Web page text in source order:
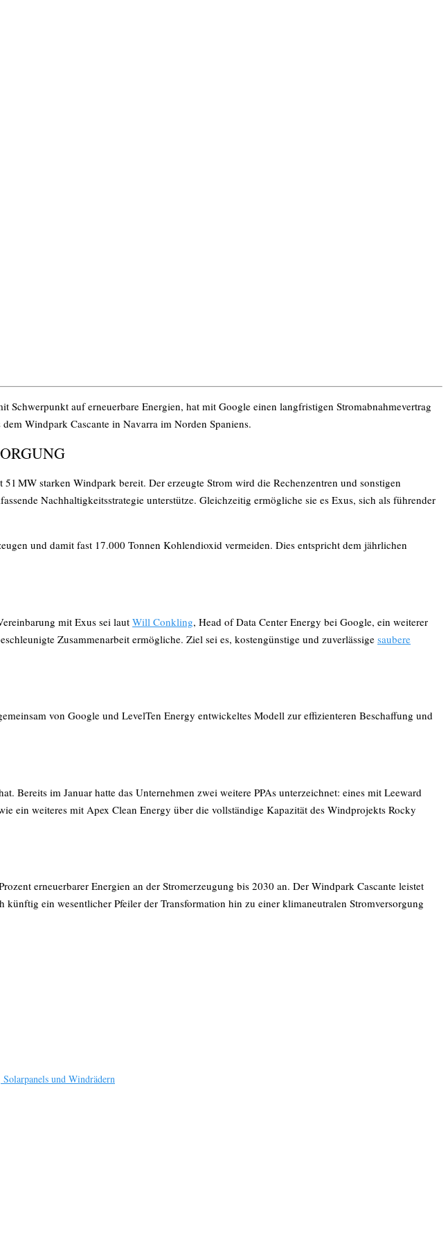
auf erneuerbare Energien, hat mit Google einen langfristigen Stromabnahmevertrag
Windpark Cascante in Navarra im Norden Spaniens.
MW starken Windpark bereit. Der erzeugte Strom wird die Rechenzentren und sonstigen
Nachhaltigkeitsstrategie unterstütze. Gleichzeitig ermögliche sie es Exus, sich als führender
und damit fast 17.000 Tonnen Kohlendioxid vermeiden. Dies entspricht dem jährlichen
mit Exus sei laut Will Conkling, Head of Data Center Energy bei Google, ein weiterer
Zusammenarbeit ermögliche. Ziel sei es, kostengünstige und zuverlässige saubere
von Google und LevelTen Energy entwickeltes Modell zur effizienteren Beschaffung und
Bereits im Januar hatte das Unternehmen zwei weitere PPAs unterzeichnet: eines mit Leeward
ein weiteres mit Apex Clean Energy über die vollständige Kapazität des Windprojekts Rocky
erneuerbarer Energien an der Stromerzeugung bis 2030 an. Der Windpark Cascante leistet
ein wesentlicher Pfeiler der Transformation hin zu einer klimaneutralen Stromversorgung